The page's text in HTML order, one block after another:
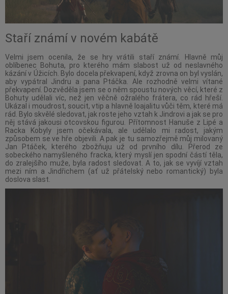
Staří známí v novém kabátě
Velmi jsem ocenila, že se hry vrátili staří známí. Hlavně můj
oblíbenec Bohuta, pro kterého mám slabost už od neslavného
kázání v Úžicích. Bylo docela překvapení, když zrovna on byl vyslán,
aby vypátral Jindru a pana Ptáčka. Ale rozhodně velmi vítané
překvapení. Dozvěděla jsem se o něm spoustu nových věcí, které z
Bohuty udělali víc, než jen věčně ožralého frátera, co rád hřeší.
Ukázal i moudrost, soucit, vtip a hlavně loajalitu vůči těm, které má
rád. Bylo skvělé sledovat, jak roste jeho vztah k Jindrovi a jak se pro
něj stává jakousi otcovskou figurou. Přítomnost Hanuše z Lipé a
Racka Kobyly jsem očekávala, ale udělalo mi radost, jakým
způsobem se ve hře objevili. A pak je tu samozřejmě můj milovaný
Jan Ptáček, kterého zbožňuju už od prvního dílu. Přerod ze
sobeckého namyšleného fracka, který myslí jen spodní částí těla,
do zralejšího muže, byla radost sledovat. A to, jak se vyvíjí vztah
mezi ním a Jindřichem (ať už přátelský nebo romantický) byla
doslova slast.